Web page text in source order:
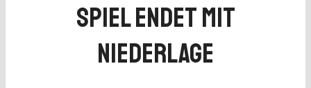
Spiel Endet Mit
Niederlage